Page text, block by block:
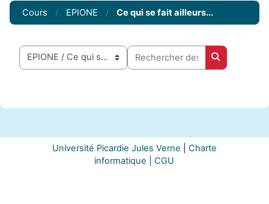
Cours EPIONE Ce qui se fait ailleurs...
Catégories de cours
Rechercher des cours
Rechercher
Université Picardie Jules Verne
Charte
informatique |
CGU